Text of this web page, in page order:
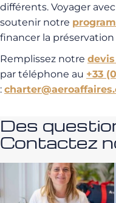
différents. Voyager avec
soutenir notre
financer la
Remplissez notre
par téléphone au +33
:
Des
Contactez